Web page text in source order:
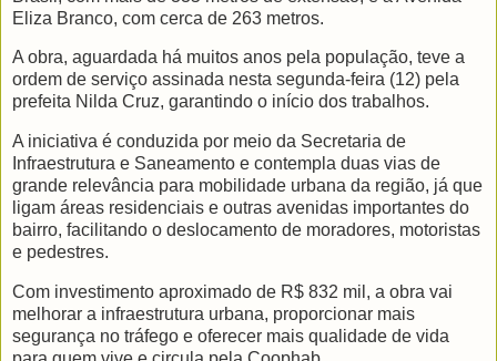
Eliza Branco, com cerca de 263 metros.
A obra, aguardada há muitos anos pela população, teve a
ordem de serviço assinada nesta segunda-feira (12) pela
prefeita Nilda Cruz, garantindo o início dos trabalhos.
A iniciativa é conduzida por meio da Secretaria de
Infraestrutura e Saneamento e contempla duas vias de
grande relevância para mobilidade urbana da região, já que
ligam áreas residenciais e outras avenidas importantes do
bairro, facilitando o deslocamento de moradores, motoristas
e pedestres.
Com investimento aproximado de R$ 832 mil, a obra vai
melhorar a infraestrutura urbana, proporcionar mais
segurança no tráfego e oferecer mais qualidade de vida